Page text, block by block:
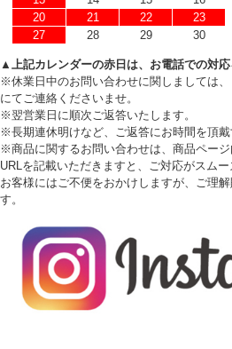
20
21 22 23
27
28 29 30
▲上記カレンダーの赤日は、お電話での対応
※休業日中のお問い合わせに関しましては
にてご連絡くださいませ。
※翌営業日に順次ご返答いたします。
※長期連休明けなど、ご返答にお時間を頂戴
※商品に関するお問い合わせは、商品ペー
URLを記載いただきますと、ご対応がスムー
お客様にはご不便をおかけしますが、ご理
す。